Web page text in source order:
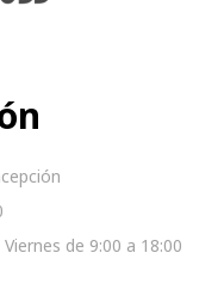
Viernes de 9:00 a 18:00